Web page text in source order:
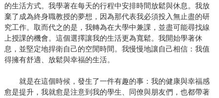
的生活方式。我學著在每天的行程中安排時間放鬆與休息。我放
棄了成為終身職教授的夢想，因為那代表我必須投入無止盡的研
究工作。取而代之的是，我轉為在大學中兼課，並盡可能尋找線
上授課的機會。這個選擇讓我的生活更為寬鬆。我開始學著休
息，並堅定地捍衛自己的空閒時間。我慢慢地讓自己相信：我值
得擁有舒適、放鬆與幸福的生活。
就是在這個時候，發生了一件有趣的事：我的健康與幸福感
愈是提升，我就愈是注意到我的學生、同僚與朋友們，也都帶著